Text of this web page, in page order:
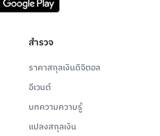
สำรวจ
ราคาสกุลเงินดิจิตอล
อีเวนต์
บทความความรู้
แปลงสกุลเงิน